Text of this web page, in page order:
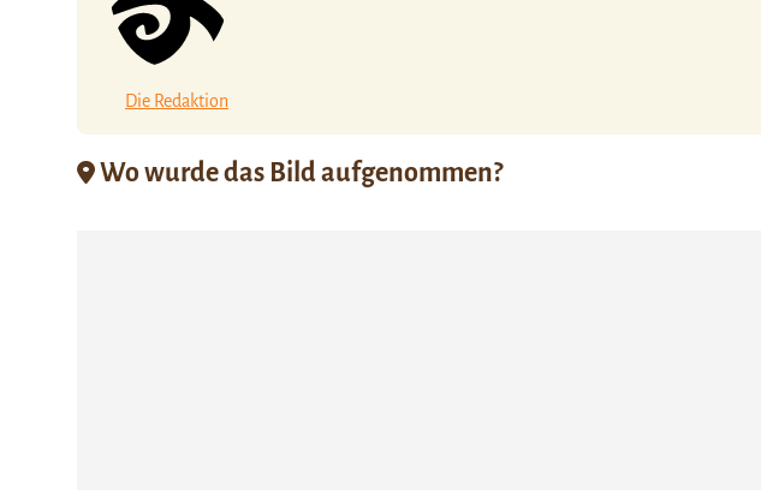
Die Redaktion
Wo wurde das Bild aufgenommen?